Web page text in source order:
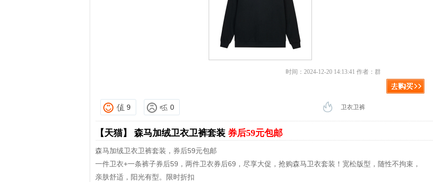
时间：2024-12-20 14:13:41 作者：群
9 0 卫衣卫裤
【天猫】 森马加绒卫衣卫裤套装 券后59元包邮
森马加绒卫衣卫裤套装，券后59元包邮
一件卫衣+一条裤子券后59，两件卫衣券后69，尽享大促，抢购森马卫衣套装！宽松版型，随性不拘束，
亲肤舒适，阳光有型。限时折扣